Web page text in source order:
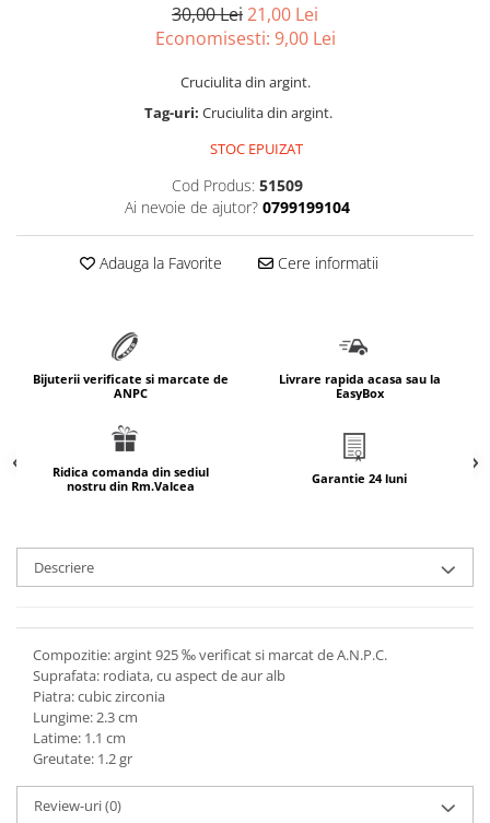
marimea 66
marimea 67
marime reglabila
marimea 49
marimea 52
marimea 55
marimea 56
marimea 59
marimea 60
marimea 61
marimea 62
marimea 63
marimea 64
30,00 Lei21,00 Lei
Economisesti: 9,00 Lei
Cruciulita din argint.
Tag-uri: Cruciulita din argint.
STOC EPUIZAT
Cod Produs: 51509
Ai nevoie de ajutor? 0799199104
Adauga la Favorite Cere informatii
Bijuterii verificate si marcate de
ANPC
Livrare rapida acasa sau la
EasyBox
Ridica comanda din sediul
nostru din Rm.Valcea
Garantie 24 luni
Descriere
Compozitie: argint 925 ‰ verificat si marcat de A.N.P.C.
Suprafata: rodiata, cu aspect de aur alb
Piatra: cubic zirconia
Lungime: 2.3 cm
Latime: 1.1 cm
Greutate: 1.2 gr
Review-uri(0)